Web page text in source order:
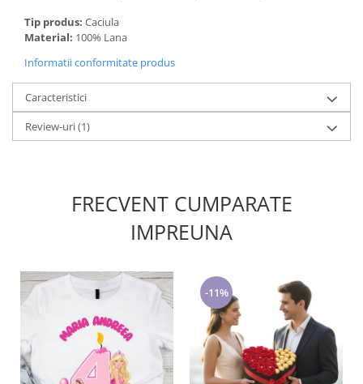
Tip produs: Caciula
Material: 100% Lana
Informatii conformitate produs
Caracteristici
Review-uri(1)
FRECVENT CUMPARATE
IMPREUNA
-11%